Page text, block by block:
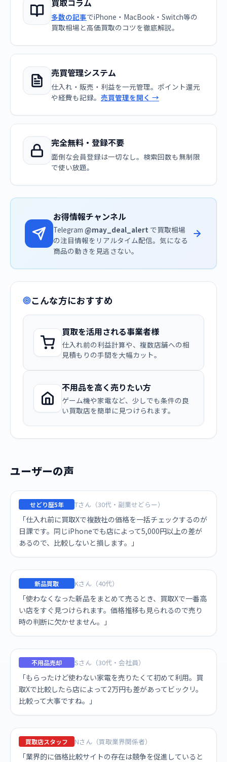
買取コラム
多数の記事でiPhone・MacBook・Switch等の
買取相場と高価買取のコツを徹底解説。
売買管理システム
仕入れ・販売・利益を一元管理。ポイント還元
や経費も記録。 売買管理を開く →
完全無料・登録不要
面倒な会員登録は一切なし。検索回数も無制限
で使い放題。
お得情報チャンネル
Telegram @may_deal_alert で買取相場
の注目情報をリアルタイム配信。気になる
商品の動きを見逃さない。
こんな方におすすめ
買取を活用される事業者様
仕入れ前の利益計算や、複数店舗への相
見積もりの手間を大幅カット。
不用品を高く売りたい方
ゲーム機や家電など、少しでも条件の良
い買取店を簡単に見つけられます。
ユーザーの声
せどり歴5年 Tさん（30代・副業せどらー）
「仕入れ前に買取Xで複数社の価格を一括チェックするのが
日課です。同じiPhoneでも店によって5,000円以上の差が
あるので、比較しないと損します。」
新品買取 Kさん（40代）
「使わなくなった新品をまとめて売るとき、買取Xで一番高
い店をすぐ見つけられます。価格推移も見られるので売り
時の判断に欠かせません。」
不用品売却 Sさん（30代・会社員）
「もらったけど使わない家電を売りたくて初めて利用。買
取Xで比較したら店によって2万円も差があってビックリ。
比較って大事ですね。」
買取店スタッフ Nさん（買取業界関係者）
「業界的に価格比較サイトの存在は競争を促進していると